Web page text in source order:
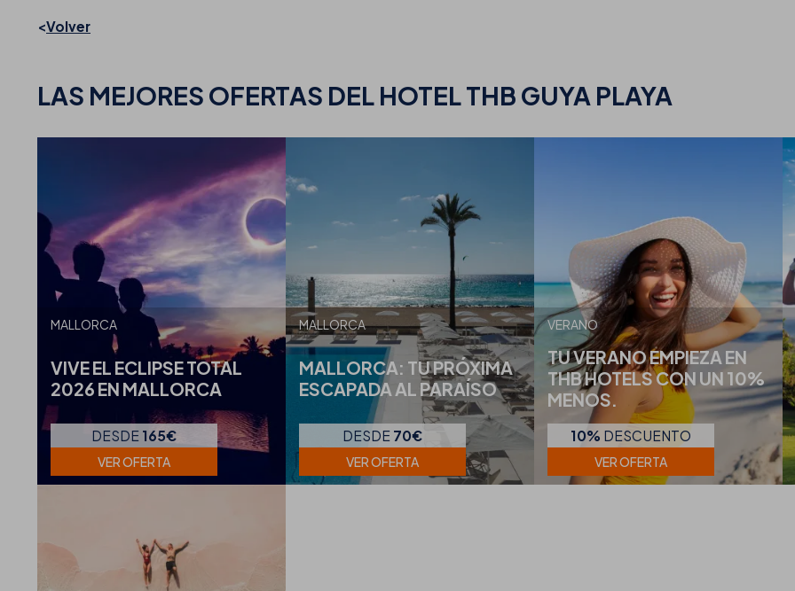
Volver
LAS MEJORES OFERTAS DEL HOTEL THB GUYA PLAYA
MALLORCA
VIVE EL ECLIPSE TOTAL
2026 EN MALLORCA
DESDE 165€
VER OFERTA
MALLORCA
MALLORCA: TU PRÓXIMA
ESCAPADA AL PARAÍSO
DESDE 70€
VER OFERTA
VERANO
TU VERANO EMPIEZA EN
THB HOTELS CON UN 10%
MENOS.
10% DESCUENTO
VER OFERTA